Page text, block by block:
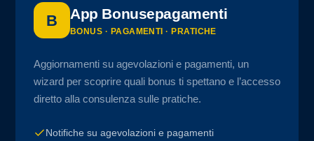
B App Bonusepagamenti
BONUS · PAGAMENTI · PRATICHE
Aggiornamenti su agevolazioni e pagamenti, un
wizard per scoprire quali bonus ti spettano e l’accesso
diretto alla consulenza sulle pratiche.
Notifiche su agevolazioni e pagamenti